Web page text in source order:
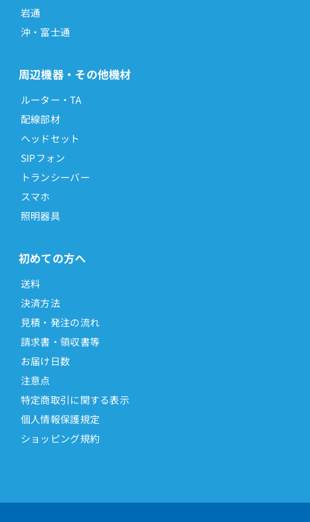
岩通
沖・富士通
周辺機器・その他機材
ルーター・TA
配線部材
ヘッドセット
SIPフォン
トランシーバー
スマホ
照明器具
初めての方へ
送料
決済方法
見積・発注の流れ
請求書・領収書等
お届け日数
注意点
特定商取引に関する表示
個人情報保護規定
ショッピング規約